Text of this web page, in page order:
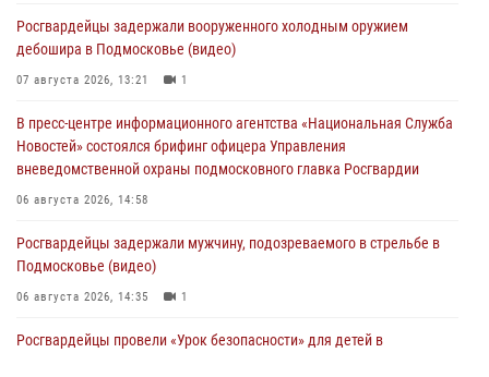
Росгвардейцы задержали вооруженного холодным оружием
дебошира в Подмосковье (видео)
07 августа 2026, 13:21 1
В пресс-центре информационного агентства «Национальная Служба
Новостей» состоялся брифинг офицера Управления
вневедомственной охраны подмосковного главка Росгвардии
06 августа 2026, 14:58
Росгвардейцы задержали мужчину, подозреваемого в стрельбе в
Подмосковье (видео)
06 августа 2026, 14:35 1
Росгвардейцы провели «Урок безопасности» для детей в